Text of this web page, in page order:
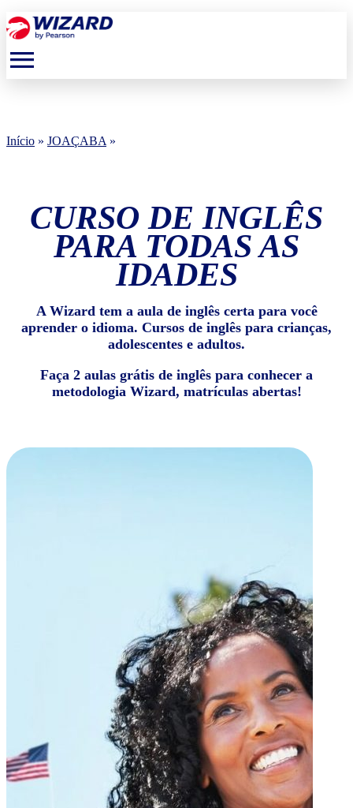
menu
Início » JOAÇABA »
CURSO DE INGLÊS
PARA TODAS AS
IDADES
A Wizard tem a aula de inglês certa para você
aprender o idioma. Cursos de inglês para crianças,
adolescentes e adultos.
Faça 2 aulas grátis de inglês para conhecer a
metodologia Wizard, matrículas abertas!